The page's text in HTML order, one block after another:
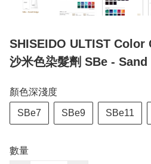
SHISEIDO ULTIST Color
沙米色染髮劑 SBe -
顏色深淺度
SBe7 SBe9 SBe11
數量